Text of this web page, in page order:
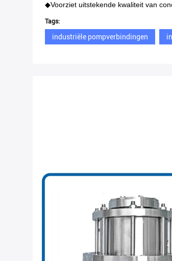
◆Voorziet uitstekende kwaliteit van
Tags:
industriële pompverbindingen